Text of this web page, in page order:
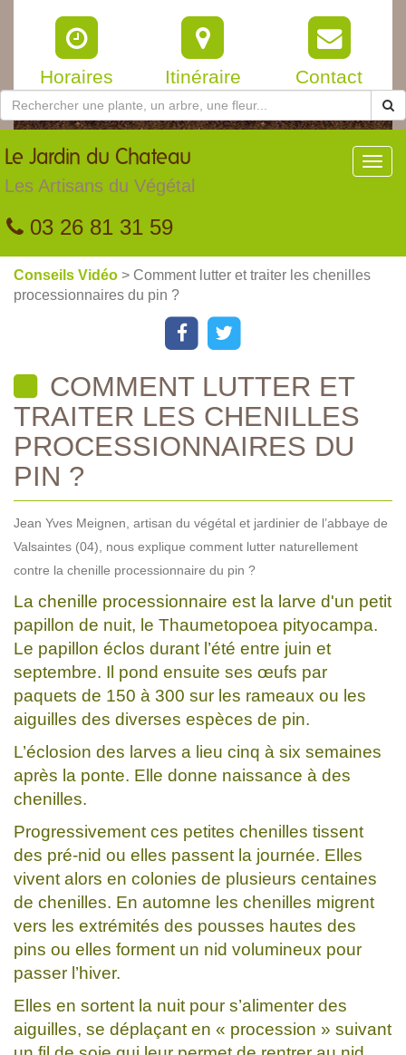
Horaires Itinéraire Contact
Le Jardin du Chateau
Les Artisans du Végétal
03 26 81 31 59
Conseils Vidéo > Comment lutter et traiter les chenilles
processionnaires du pin ?
COMMENT LUTTER ET
TRAITER LES CHENILLES
PROCESSIONNAIRES DU
PIN ?
Jean Yves Meignen, artisan du végétal et jardinier de l’abbaye de
Valsaintes (04), nous explique comment lutter naturellement
contre la chenille processionnaire du pin ?
La chenille processionnaire est la larve d'un petit
papillon de nuit, le Thaumetopoea pityocampa.
Le papillon éclos durant l’été entre juin et
septembre. Il pond ensuite ses œufs par
paquets de 150 à 300 sur les rameaux ou les
aiguilles des diverses espèces de pin.
L’éclosion des larves a lieu cinq à six semaines
après la ponte. Elle donne naissance à des
chenilles.
Progressivement ces petites chenilles tissent
des pré-nid ou elles passent la journée. Elles
vivent alors en colonies de plusieurs centaines
de chenilles. En automne les chenilles migrent
vers les extrémités des pousses hautes des
pins ou elles forment un nid volumineux pour
passer l’hiver.
Elles en sortent la nuit pour s’alimenter des
aiguilles, se déplaçant en « procession » suivant